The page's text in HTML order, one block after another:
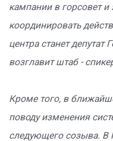
кампании в горсовет и
координировать
центра станет депутат
возглавит штаб -
Кроме того, в
поводу изменения
следующего созыва. В